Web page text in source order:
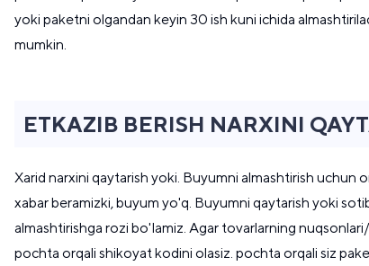
yoki paketni olgandan keyin 30 ish kuni ichida
mumkin.
ETKAZIB BERISH NARXINI
Xarid narxini qaytarish yoki. Buyumni almashtirish
xabar beramizki, buyum yo'q. Buyumni qaytarish yoki
almashtirishga rozi bo'lamiz. Agar tovarlarning
pochta orqali shikoyat kodini olasiz. pochta orqali siz